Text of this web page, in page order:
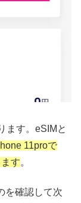
ます。eSIMと
11proで
す。
を確認して次